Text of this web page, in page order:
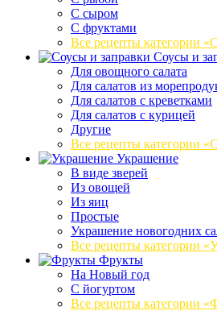
С сыром
С фруктами
Все рецепты категории
Соусы и
Для овощного салата
Для салатов из
Для салатов с креветками
Для салатов с курицей
Другие
Все рецепты категории
Украшение
В виде зверей
Из овощей
Из яиц
Простые
Украшение новогодних
Все рецепты категории
Фрукты
На Новый год
С йогуртом
Все рецепты категории